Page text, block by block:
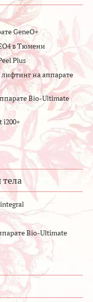
GeneO+
в Тюмени
Plus
на аппарате
Bio-Ultimate
i200+
Bio-Ultimate